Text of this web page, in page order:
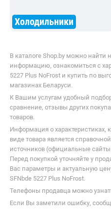
Холодильники
В каталоге Shop.by можно
информацию, ознакомиться с
5227 Plus NoFrost и купить по
магазинах Беларуси.
К Вашим услугам удобный
сравнение, отзывы других
товаров.
Информация о
виде товара является
источников (официальные
Перед покупкой уточняйте у
Вас параметры и актуальную
SFNbde 5227 Plus NoFrost.
Телефоны продавца можно
Если Вы заметили ошибку,